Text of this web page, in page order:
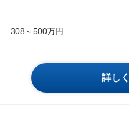
308～500万円
詳し